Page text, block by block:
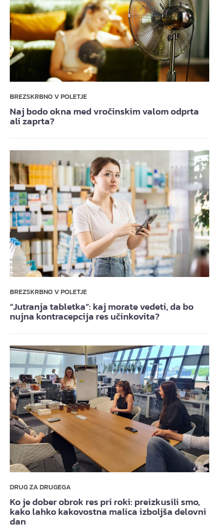
BREZSKRBNO V POLETJE
Naj bodo okna med vročinskim valom odprta
ali zaprta?
BREZSKRBNO V POLETJE
“Jutranja tabletka”: kaj morate vedeti, da bo
nujna kontracepcija res učinkovita?
DRUG ZA DRUGEGA
Ko je dober obrok res pri roki: preizkusili smo,
kako lahko kakovostna malica izboljša delovni
dan